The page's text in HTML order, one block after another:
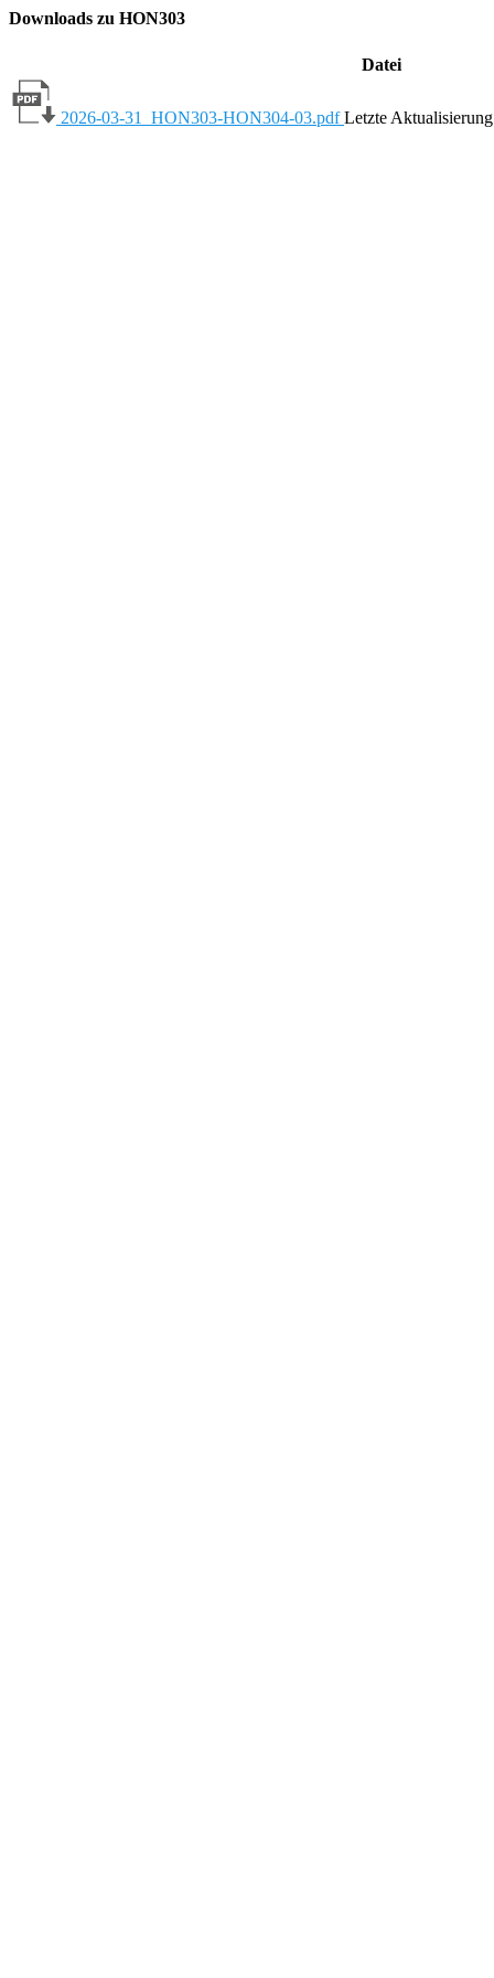
Downloads zu HON303
Datei
2026-03-31_HON303-HON304-03.pdfLetzte